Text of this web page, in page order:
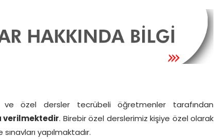
özel dersler tecrübeli öğretmenler tarafından
verilmektedir. Birebir özel derslerimiz kişiye özel olarak
yapılmaktadır.